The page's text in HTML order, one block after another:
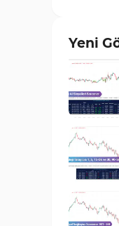
Forward
Döngüler
Arz ve
Kırılma
Likidite
Day
Yeni